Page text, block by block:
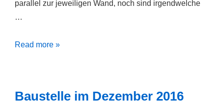
parallel zur jeweiligen Wand, noch sind irgendwelche
…
Baustelle
Read more »
Baustelle im Dezember 2016